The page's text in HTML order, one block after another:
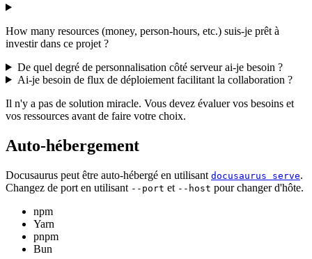
How many resources (money, person-hours, etc.) suis-je prêt à
investir dans ce projet ?
De quel degré de personnalisation côté serveur ai-je besoin ?
Ai-je besoin de flux de déploiement facilitant la collaboration ?
Il n'y a pas de solution miracle. Vous devez évaluer vos besoins et
vos ressources avant de faire votre choix.
Auto-hébergement
Docusaurus peut être auto-hébergé en utilisant docusaurus serve.
Changez de port en utilisant --port et --host pour changer d'hôte.
npm
Yarn
pnpm
Bun